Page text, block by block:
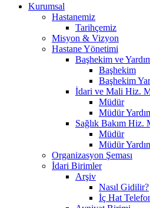
Kurumsal
Hastanemiz
Tarihçemiz
Misyon & Vizyon
Hastane Yönetimi
Başhekim ve
Başhekim
Başhekim
İdari ve Mali Hiz.
Müdür
Müdür
Sağlık Bakım Hiz.
Müdür
Müdür
Organizasyon Şeması
İdari Birimler
Arşiv
Nasıl Gidilir?
İç Hat